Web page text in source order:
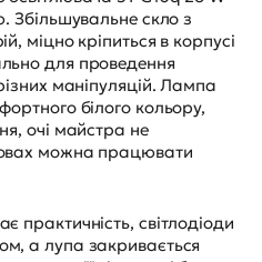
Збільшувальне скло з
міцно кріпиться в корпусі
для проведення
маніпуляцій. Лампа
білого кольору,
очі майстра не
можна працювати
практичність, світлодіоди
а лупа закривається